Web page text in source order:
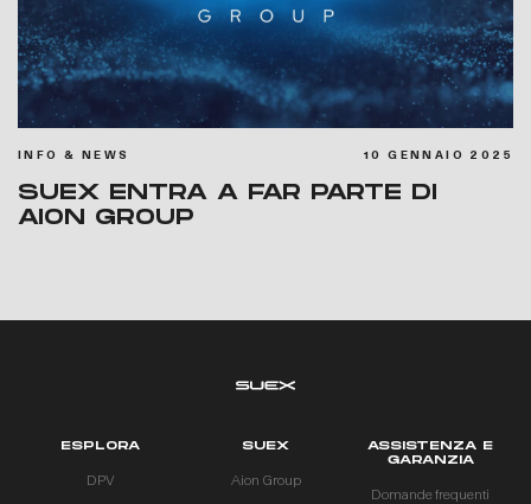
INFO & NEWS 10 GENNAIO 2025
SUEX ENTRA A FAR PARTE DI
AION GROUP
ESPLORA
DPV
SUEX
Aion Group
ASSISTENZA E
GARANZIA
Domande frequenti